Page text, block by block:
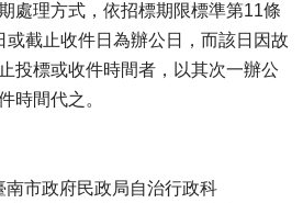
處理方式，依招標期限標準第11條
截止收件日為辦公日，而該日因故
投標或收件時間者，以其次一辦公
時間代之。
南市政府民政局自治行政科